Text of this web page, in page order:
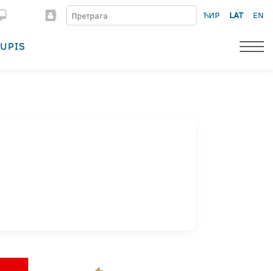
ЋИР LAT EN
UPIS